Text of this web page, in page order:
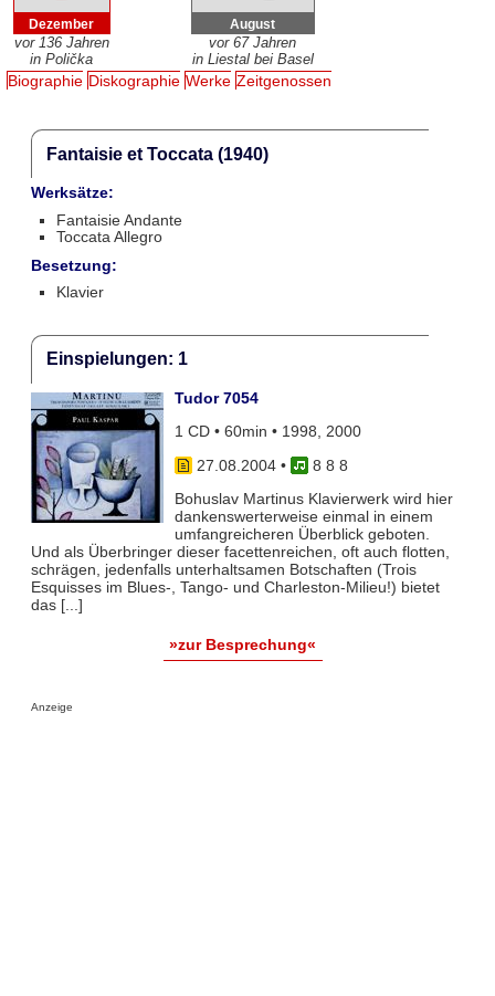
Dezember
vor 136 Jahren
in Polička
August
vor 67 Jahren
in Liestal bei Basel
Biographie Diskographie Werke Zeitgenossen
Fantaisie et Toccata (1940)
Werksätze:
Fantaisie Andante
Toccata Allegro
Besetzung:
Klavier
Einspielungen: 1
Tudor 7054
1 CD • 60min • 1998, 2000
27.08.2004•
8 8 8
Bohuslav Martinus Klavierwerk wird hier
dankenswerterweise einmal in einem
umfangreicheren Überblick geboten.
Und als Überbringer dieser facettenreichen, oft auch flotten,
schrägen, jedenfalls unterhaltsamen Botschaften (Trois
Esquisses im Blues-, Tango- und Charleston-Milieu!) bietet
das [...]
»zur Besprechung«
Anzeige